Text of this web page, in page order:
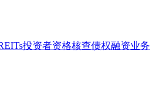
投资者资格核查债权融资业务